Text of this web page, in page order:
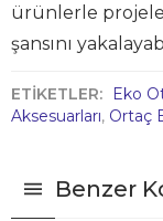
ürünlerle
şansını
ETİKETLER: Eko
Aksesuarları, Ortaç
Benzer